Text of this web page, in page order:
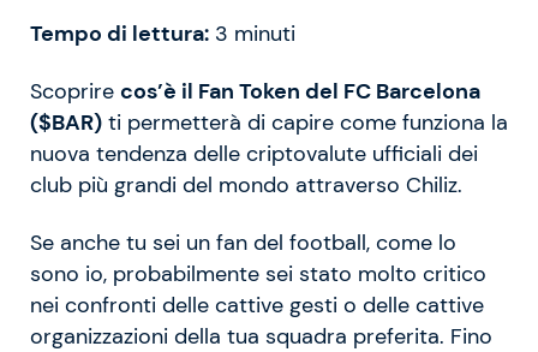
Tempo di lettura: 3 minuti
Scoprire cos’è il Fan Token del FC Barcelona
($BAR) ti permetterà di capire come funziona la
nuova tendenza delle criptovalute ufficiali dei
club più grandi del mondo attraverso Chiliz.
Se anche tu sei un fan del football, come lo
sono io, probabilmente sei stato molto critico
nei confronti delle cattive gesti o delle cattive
organizzazioni della tua squadra preferita. Fino